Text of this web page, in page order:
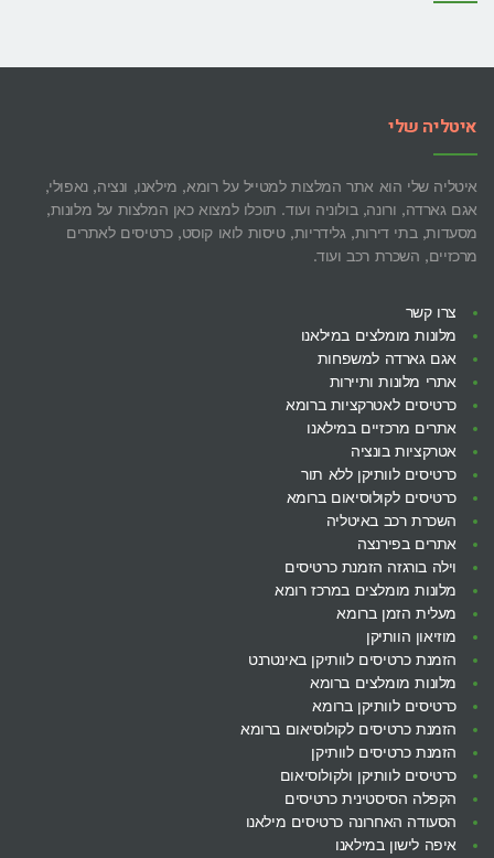
איטליה שלי
איטליה שלי הוא אתר המלצות למטייל על רומא, מילאנו, ונציה, נאפולי,
אגם גארדה, ורונה, בולוניה ועוד. תוכלו למצוא כאן המלצות על מלונות,
מסעדות, בתי דירות, גלידריות, טיסות לואו קוסט, כרטיסים לאתרים
מרכזיים, השכרת רכב ועוד.
צרו קשר
מלונות מומלצים במילאנו
אגם גארדה למשפחות
אתרי מלונות ותיירות
כרטיסים לאטרקציות ברומא
אתרים מרכזיים במילאנו
אטרקציות בונציה
כרטיסים לוותיקן ללא תור
כרטיסים לקולוסיאום ברומא
השכרת רכב באיטליה
אתרים בפירנצה
וילה בורגזה הזמנת כרטיסים
מלונות מומלצים במרכז רומא
מעלית הזמן ברומא
מוזיאון הוותיקן
הזמנת כרטיסים לוותיקן באינטרנט
מלונות מומלצים ברומא
כרטיסים לוותיקן ברומא
הזמנת כרטיסים לקולוסיאום ברומא
הזמנת כרטיסים לוותיקן
כרטיסים לוותיקן ולקולוסיאום
הקפלה הסיסטינית כרטיסים
הסעודה האחרונה כרטיסים מילאנו
איפה לישון במילאנו